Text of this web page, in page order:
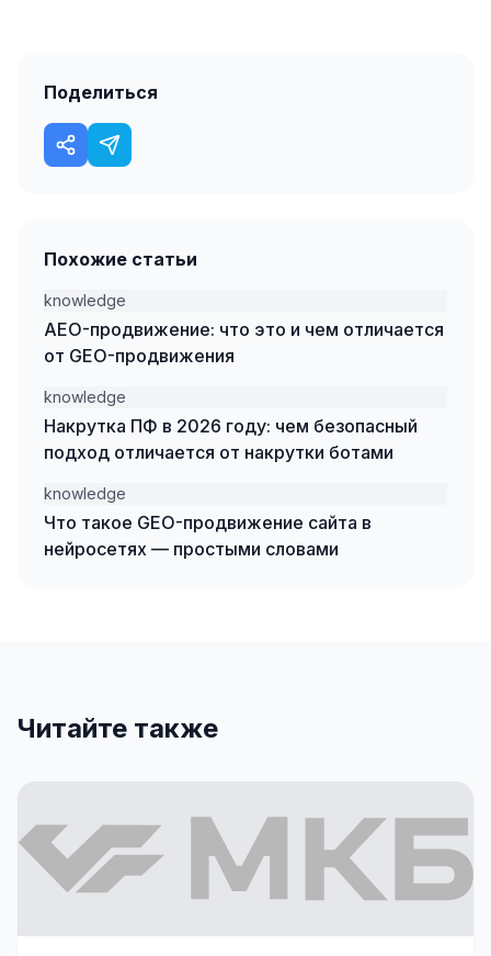
LinkedIn
EMAIL-МАРКЕТИНГ
A/B тестирование
Сегментация базы
КОПИРАЙТИНГ
Продающие тексты
SEO-тексты
Контент для соцсетей
Рекламные ролики
Корпоративные видео
Видео-инфографика
ВЕБ-АНАЛИТИКА
Поделиться
Похожие статьи
knowledge
AEO-продвижение: что это и чем отличается
от GEO-продвижения
knowledge
Накрутка ПФ в 2026 году: чем безопасный
подход отличается от накрутки ботами
knowledge
Что такое GEO-продвижение сайта в
нейросетях — простыми словами
Читайте также